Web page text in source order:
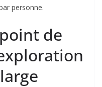
personne.
de